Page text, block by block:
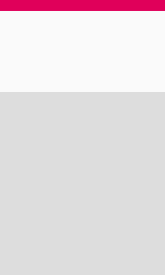
utilisé avec un lecteur